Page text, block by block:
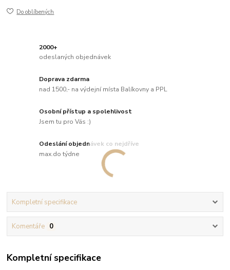
Do oblíbených
2000+
odeslaných objednávek
Doprava zdarma
nad 1500,- na výdejní místa Balíkovny a PPL
Osobní přístup a spolehlivost
Jsem tu pro Vás :)
Odeslání objednávek co nejdříve
max.do týdne
Kompletní specifikace
Komentáře 0
Kompletní specifikace